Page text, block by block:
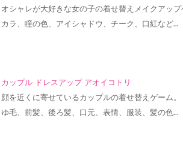
オシャレが大好きな女の子の着せ替えメイクアッ
カラ、瞳の色、アイシャドウ、チーク、口紅など…
カップル ドレスアップ アオイコトリ
顔を近くに寄せているカップルの着せ替えゲーム
ゆ毛、前髪、後ろ髪、口元、表情、服装、髪の色…